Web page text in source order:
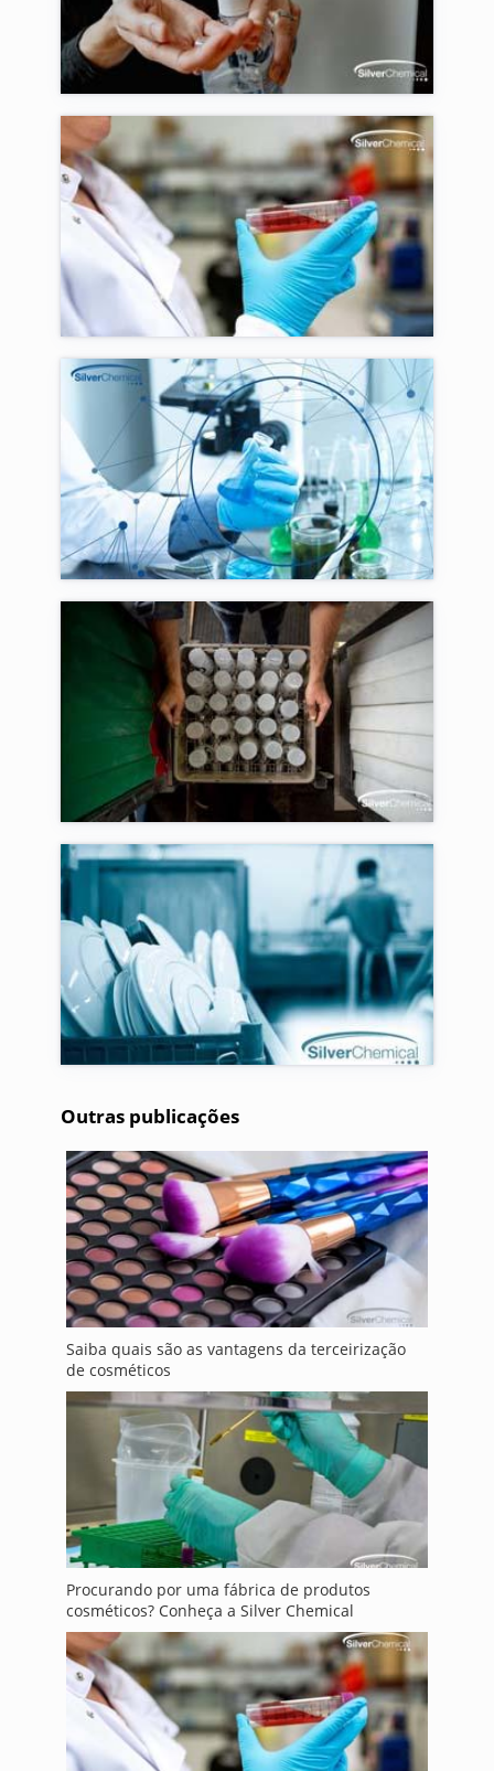
Outras publicações
Saiba quais são as vantagens da terceirização
de cosméticos
Procurando por uma fábrica de produtos
cosméticos? Conheça a Silver Chemical